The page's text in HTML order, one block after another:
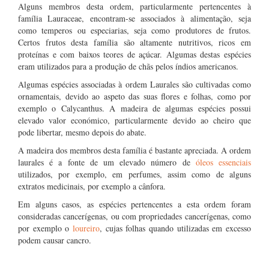
Alguns membros desta ordem, particularmente pertencentes à
família Lauraceae, encontram-se associados à alimentação, seja
como temperos ou especiarias, seja como produtores de frutos.
Certos frutos desta família são altamente nutritivos, ricos em
proteínas e com baixos teores de açúcar. Algumas destas espécies
eram utilizados para a produção de chãs pelos índios americanos.
Algumas espécies associadas à ordem Laurales são cultivadas como
ornamentais, devido ao aspeto das suas flores e folhas, como por
exemplo o Calycanthus. A madeira de algumas espécies possui
elevado valor económico, particularmente devido ao cheiro que
pode libertar, mesmo depois do abate.
A madeira dos membros desta família é bastante apreciada. A ordem
laurales é a fonte de um elevado número de óleos essenciais
utilizados, por exemplo, em perfumes, assim como de alguns
extratos medicinais, por exemplo a cânfora.
Em alguns casos, as espécies pertencentes a esta ordem foram
consideradas cancerígenas, ou com propriedades cancerígenas, como
por exemplo o loureiro, cujas folhas quando utilizadas em excesso
podem causar cancro.